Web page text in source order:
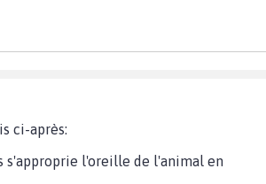
ci-après:
s'approprie l'oreille de l'animal en